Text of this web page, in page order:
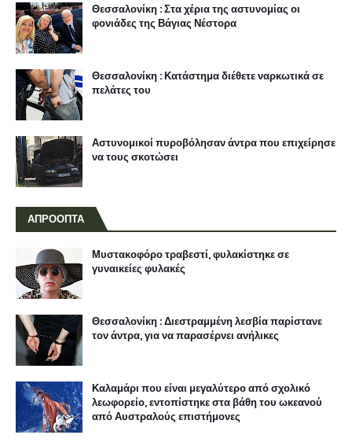
Θεσσαλονίκη : Στα χέρια της αστυνομίας οι
φονιάδες της Βάγιας Νέστορα
Θεσσαλονίκη : Κατάστημα διέθετε ναρκωτικά σε
πελάτες του
Αστυνομικοί πυροβόλησαν άντρα που επιχείρησε
να τους σκοτώσει
ΑΠΡΟΟΠΤΑ
Μυστακοφόρο τραβεστί, φυλακίστηκε σε
γυναικείες φυλακές
Θεσσαλονίκη : Διεστραμμένη λεσβία παρίστανε
τον άντρα, για να παρασέρνει ανήλικες
Καλαμάρι που είναι μεγαλύτερο από σχολικό
λεωφορείο, εντοπίστηκε στα βάθη του ωκεανού
από Αυστραλούς επιστήμονες